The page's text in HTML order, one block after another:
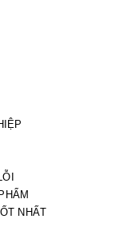
NHẤT